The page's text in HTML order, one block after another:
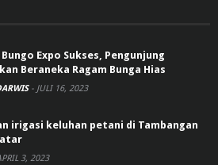
Expo Sukses, Pengunjung
Beraneka Ragam Bunga Hias
- JULI 16, 2023
irigasi keluhan petani di Tambangan
3, 2023